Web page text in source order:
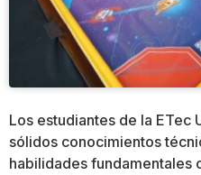
Los estudiantes de la ETec
sólidos conocimientos
habilidades fundamentales